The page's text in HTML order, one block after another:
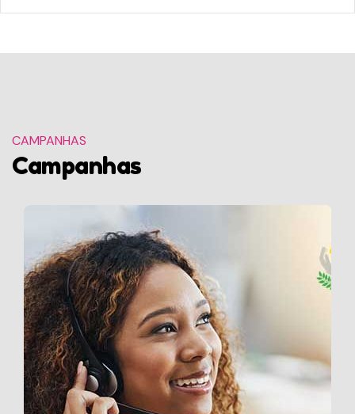
CAMPANHAS
Campanhas